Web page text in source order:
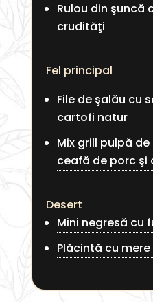
Rulou din şuncă
crudităţi
Fel principal
File de şalău cu
cartofi natur
Mix grill pulpă
ceafă de porc
Desert
Mini negresă cu
Plăcintă cu mere